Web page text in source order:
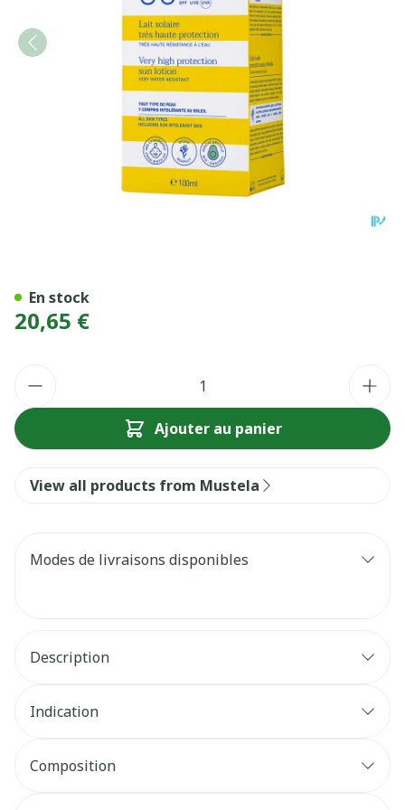
20,65 €
Ajouter au panier
En stock
View all products from Mustela
Modes de livraisons disponibles
Description
Indication
Composition